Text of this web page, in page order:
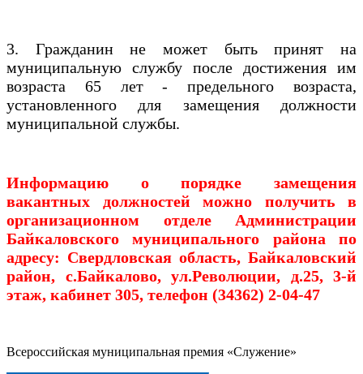
3. Гражданин не может быть принят на
муниципальную службу после достижения им
возраста 65 лет - предельного возраста,
установленного для замещения должности
муниципальной службы.
Информацию о порядке замещения
вакантных должностей можно получить в
организационном отделе Администрации
Байкаловского муниципального района по
адресу: Свердловская область, Байкаловский
район, с.Байкалово, ул.Революции, д.25, 3-й
этаж, кабинет 305, телефон (34362) 2-04-47
Всероссийская муниципальная премия «Служение»